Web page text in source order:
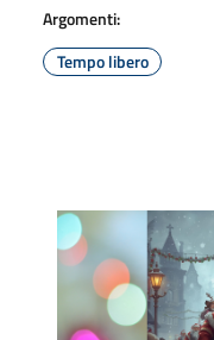
Argomenti:
Tempo libero